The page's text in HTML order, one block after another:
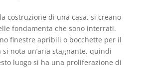
costruzione di una casa, si creano
fondamenta che sono interrati.
finestre apribili o bocchette per il
si nota un’aria stagnante, quindi
luogo si ha una proliferazione di